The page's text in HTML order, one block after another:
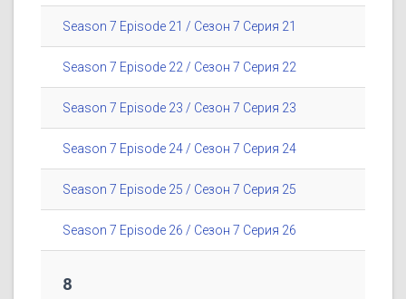
Season 7 Episode 21 / Сезон 7 Серия 21
Season 7 Episode 22 / Сезон 7 Серия 22
Season 7 Episode 23 / Сезон 7 Серия 23
Season 7 Episode 24 / Сезон 7 Серия 24
Season 7 Episode 25 / Сезон 7 Серия 25
Season 7 Episode 26 / Сезон 7 Серия 26
8